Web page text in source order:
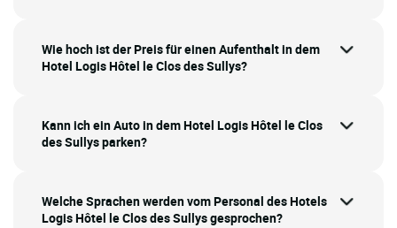
Wie hoch ist der Preis für einen Aufenthalt in dem
Hotel Logis Hôtel le Clos des Sullys?
Kann ich ein Auto in dem Hotel Logis Hôtel le Clos
des Sullys parken?
Welche Sprachen werden vom Personal des Hotels
Logis Hôtel le Clos des Sullys gesprochen?